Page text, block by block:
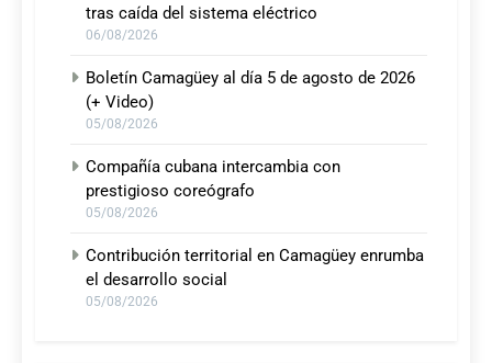
tras caída del sistema eléctrico
06/08/2026
Boletín Camagüey al día 5 de agosto de 2026
(+ Video)
05/08/2026
Compañía cubana intercambia con
prestigioso coreógrafo
05/08/2026
Contribución territorial en Camagüey enrumba
el desarrollo social
05/08/2026